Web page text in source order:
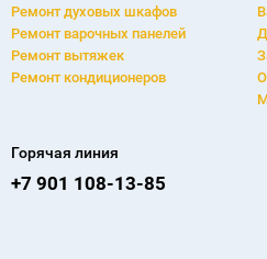
Ремонт духовых шкафов
Ремонт варочных панелей
Ремонт вытяжек
Ремонт кондиционеров
Горячая линия
+7 901 108-13-85